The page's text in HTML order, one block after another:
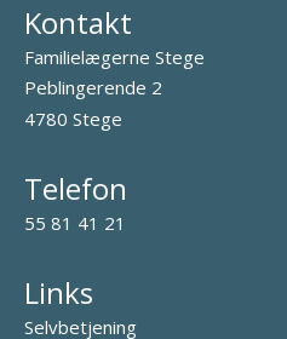
Kontakt
Familielægerne Stege
Peblingerende 2
4780 Stege
Telefon
55 81 41 21
Links
Selvbetjening